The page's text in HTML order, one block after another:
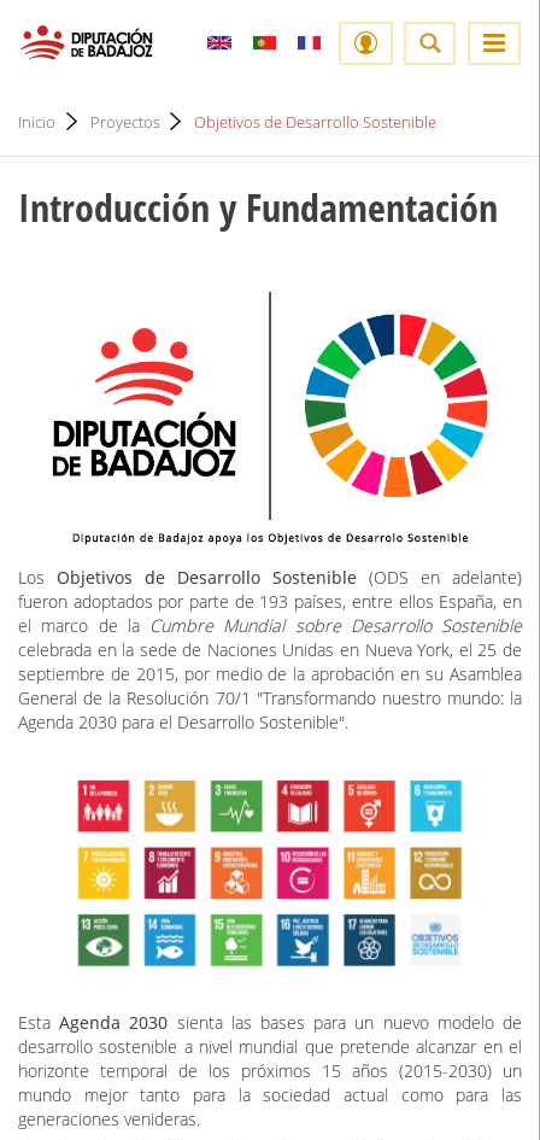
Inicio Proyectos Objetivos de Desarrollo Sostenible
Introducción y Fundamentación
Los Objetivos de Desarrollo Sostenible (ODS en adelante)
fueron adoptados por parte de 193 países, entre ellos España, en
el marco de la Cumbre Mundial sobre Desarrollo Sostenible
celebrada en la sede de Naciones Unidas en Nueva York, el 25 de
septiembre de 2015, por medio de la aprobación en su Asamblea
General de la Resolución 70/1 "Transformando nuestro mundo: la
Agenda 2030 para el Desarrollo Sostenible".
EstaAgenda 2030 sienta las bases para un nuevo modelo de
desarrollo sostenible a nivel mundial que pretende alcanzar en el
horizonte temporal de los próximos 15 años (2015-2030) un
mundo mejor tanto para la sociedad actual como para las
generaciones venideras.